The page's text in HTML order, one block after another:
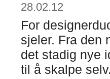
28.02.12
For
sjeler. Fra den
det stadig nye
til å skalpe